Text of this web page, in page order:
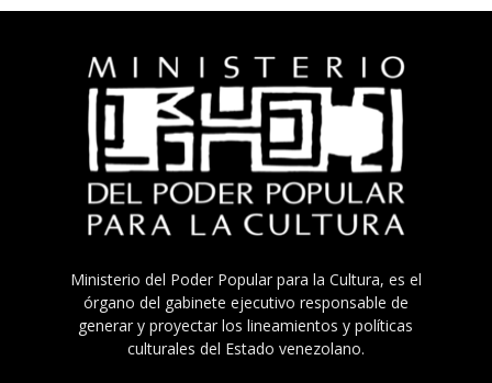
Ministerio del Poder Popular para la Cultura, es el
órgano del gabinete ejecutivo responsable de
generar y proyectar los lineamientos y políticas
culturales del Estado venezolano.